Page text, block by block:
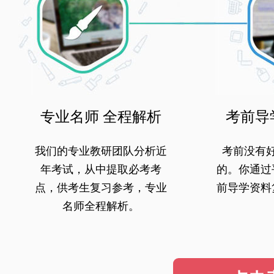
专业名师 全程解析
我们的专业教研团队分析近
年考试，从中提取必考考
点，供考生复习参考，专业
名师全程解析。
考前导
考前没有
的。你通
前导学资